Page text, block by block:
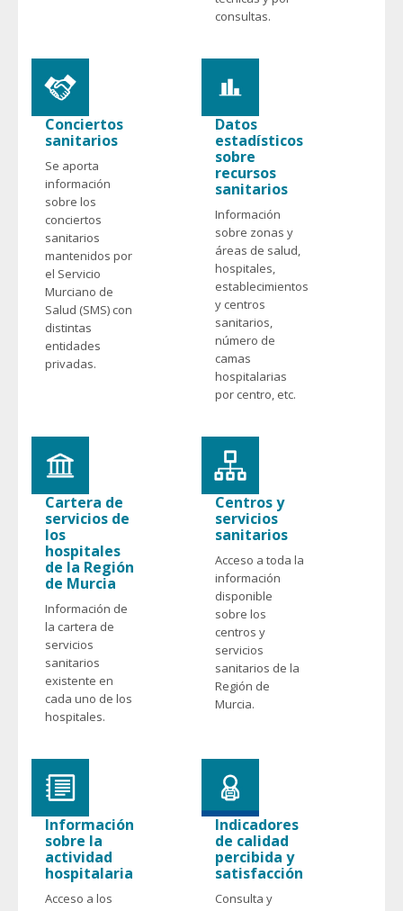
consultas.
Conciertos
sanitarios
Se aporta
información
sobre los
conciertos
sanitarios
mantenidos por
el Servicio
Murciano de
Salud (SMS) con
distintas
entidades
privadas.
Datos
estadísticos
sobre
recursos
sanitarios
Información
sobre zonas y
áreas de salud,
hospitales,
establecimientos
y centros
sanitarios,
número de
camas
hospitalarias
por centro, etc.
Cartera de
servicios de
los
hospitales
de la Región
de Murcia
Información de
la cartera de
servicios
sanitarios
existente en
cada uno de los
hospitales.
Centros y
servicios
sanitarios
Acceso a toda la
información
disponible
sobre los
centros y
servicios
sanitarios de la
Región de
Murcia.
Información
sobre la
actividad
hospitalaria
Acceso a los
Indicadores
de calidad
percibida y
satisfacción
Consulta y